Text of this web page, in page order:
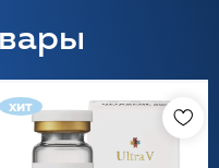
хит